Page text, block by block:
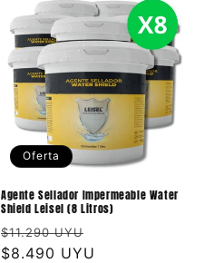
Oferta
Agente Sellador Impermeable Water
Shield Leisel (8 Litros)
Precio
habitual
$11.290 UYU
de
$8.490 UYU